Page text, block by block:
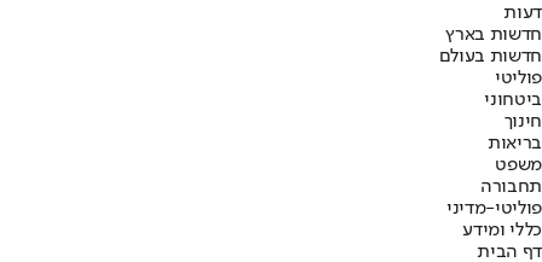
דעות
חדשות בארץ
חדשות בעולם
פוליטי
ביטחוני
חינוך
בריאות
משפט
תחבורה
פוליטי-מדיני
כללי ומידע
דף הבית